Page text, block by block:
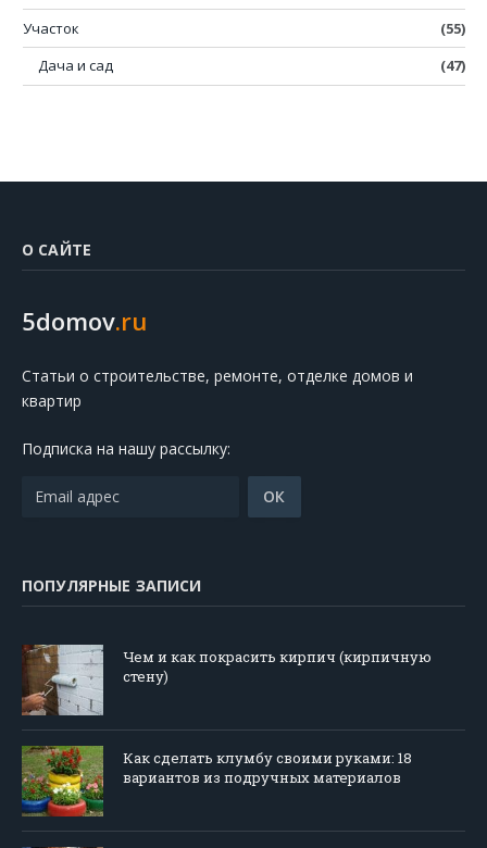
Участок
(55)
Дача и сад
(47)
О САЙТЕ
5domov.ru
Статьи о строительстве, ремонте, отделке домов и
квартир
Подписка на нашу рассылку:
ПОПУЛЯРНЫЕ ЗАПИСИ
Чем и как покрасить кирпич (кирпичную
стену)
Как сделать клумбу своими руками: 18
вариантов из подручных материалов